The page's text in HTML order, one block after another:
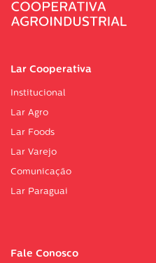
Lar Cooperativa
Institucional
Lar Agro
Lar Foods
Lar Varejo
Comunicação
Lar Paraguai
Fale Conosco